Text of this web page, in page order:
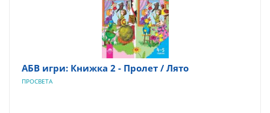
АБВ игри: Книжка 2 - Пролет / Лято
ПРОСВЕТА